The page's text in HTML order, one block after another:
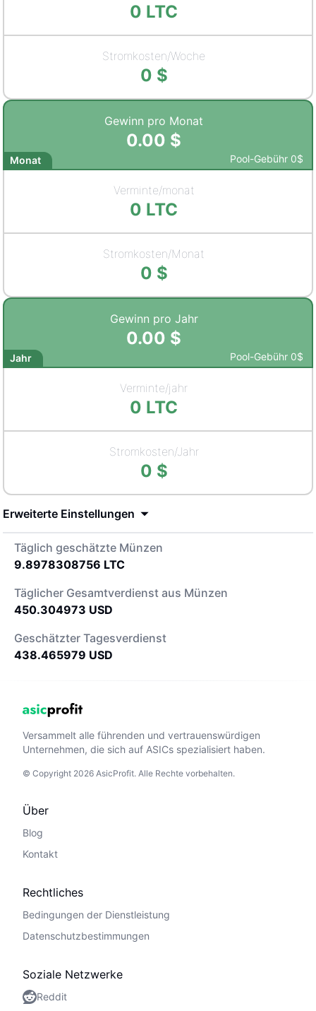
0 LTC
Stromkosten/Woche
0 $
Gewinn pro Monat
0.00 $
Monat Pool-Gebühr 0$
Verminte/monat
0 LTC
Stromkosten/Monat
0 $
Gewinn pro Jahr
0.00 $
Jahr Pool-Gebühr 0$
Verminte/jahr
0 LTC
Stromkosten/Jahr
0 $
Erweiterte Einstellungen
Täglich geschätzte Münzen
9.8978308756 LTC
Täglicher Gesamtverdienst aus Münzen
450.304973 USD
Geschätzter Tagesverdienst
438.465979 USD
Versammelt alle führenden und vertrauenswürdigen
Unternehmen, die sich auf ASICs spezialisiert haben.
© Copyright 2026 AsicProfit. Alle Rechte vorbehalten.
Über
Blog
Kontakt
Rechtliches
Bedingungen der Dienstleistung
Datenschutzbestimmungen
Soziale Netzwerke
Reddit